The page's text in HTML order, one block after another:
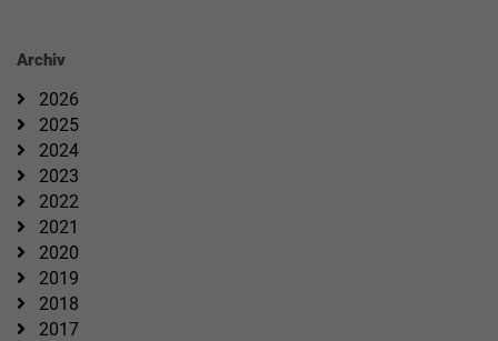
Archiv
2026
2025
2024
2023
2022
2021
2020
2019
2018
2017